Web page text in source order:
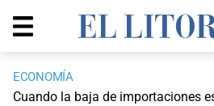
ECONOMÍA
Cuando la baja de importaciones